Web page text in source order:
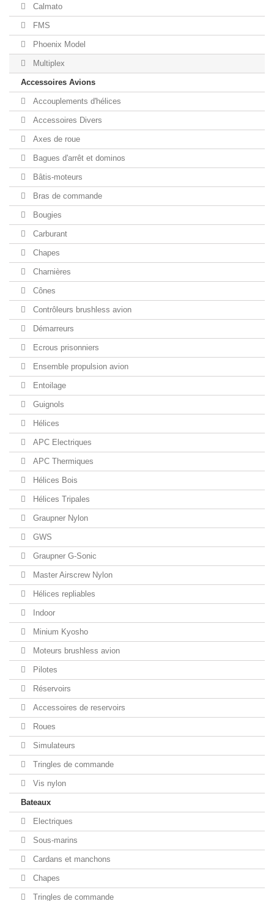
Calmato
FMS
Phoenix Model
Multiplex
Accessoires Avions
Accouplements d'hélices
Accessoires Divers
Axes de roue
Bagues d'arrêt et dominos
Bâtis-moteurs
Bras de commande
Bougies
Carburant
Chapes
Charnières
Cônes
Contrôleurs brushless avion
Démarreurs
Ecrous prisonniers
Ensemble propulsion avion
Entoilage
Guignols
Hélices
APC Electriques
APC Thermiques
Hélices Bois
Hélices Tripales
Graupner Nylon
GWS
Graupner G-Sonic
Master Airscrew Nylon
Hélices repliables
Indoor
Minium Kyosho
Moteurs brushless avion
Pilotes
Réservoirs
Accessoires de reservoirs
Roues
Simulateurs
Tringles de commande
Vis nylon
Bateaux
Electriques
Sous-marins
Cardans et manchons
Chapes
Tringles de commande